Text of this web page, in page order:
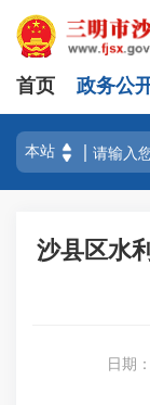
首页 政务公
沙县区水
日期